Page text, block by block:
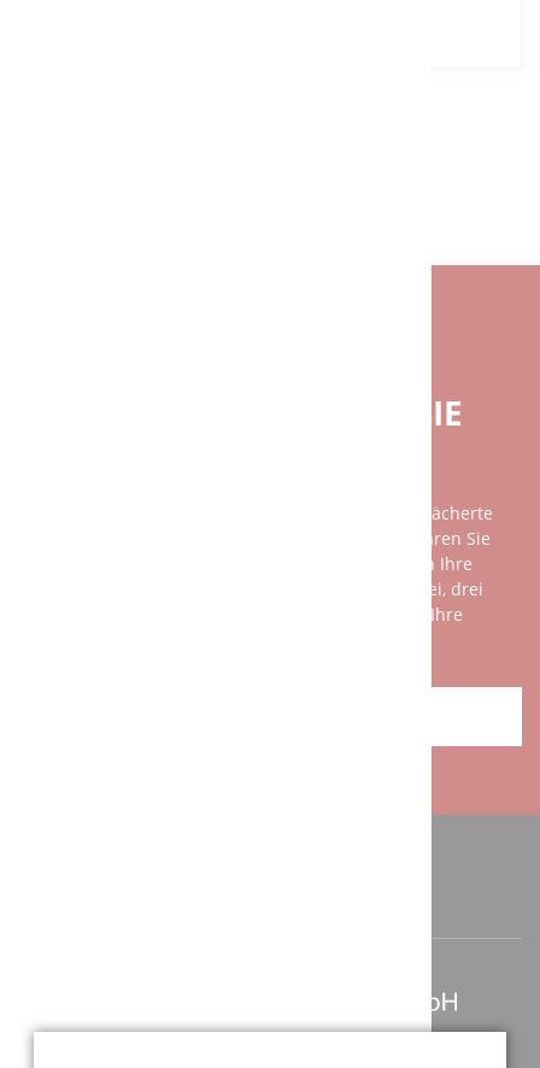
BEI FRAGEN GERNE FÜR SIE
Unsere Beratung ist so individuell wie das breit gefächerte
Spektrum unserer Kundschaft. Am besten vereinbaren Sie
einen persönlichen Gesprächstermin mit uns, denn Ihre
Wünsche und unsere Leistungen sind nicht mit zwei, drei
Sätzen am Telefon zu erklären. Wir freuen uns auf Ihre